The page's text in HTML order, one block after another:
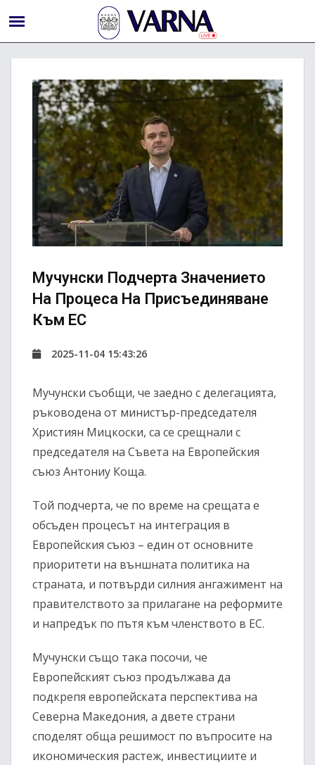
Мучунски Подчерта Значението
На Процеса На Присъединяване
Към ЕС
2025-11-04 15:43:26
Мучунски съобщи, че заедно с делегацията,
ръководена от министър-председателя
Християн Мицкоски, са се срещнали с
председателя на Съвета на Европейския
съюз Антониу Коща.
Той подчерта, че по време на срещата е
обсъден процесът на интеграция в
Европейския съюз – един от основните
приоритети на външната политика на
страната, и потвърди силния ангажимент на
правителството за прилагане на реформите
и напредък по пътя към членството в ЕС.
Мучунски също така посочи, че
Европейският съюз продължава да
подкрепя европейската перспектива на
Северна Македония, а двете страни
споделят обща решимост по въпросите на
икономическия растеж, инвестициите и